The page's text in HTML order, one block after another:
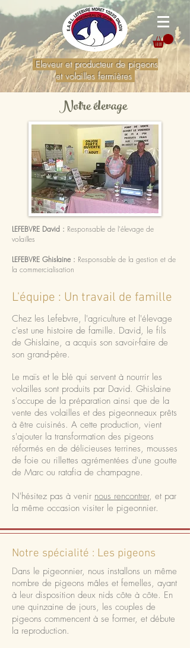
Eleveur et producteur de pigeons
et volailles fermières
Notre élevage
LEFEBVRE David : Responsable de l'élevage de
volailles
LEFEBVRE Ghislaine : Responsable de la gestion et de
la commercialisation
L'équipe : Un travail de famille
Chez les Lefebvre, l'agriculture et l'élevage
c'est une histoire de famille. David, le fils
de Ghislaine, a acquis son savoir-faire de
son grand-père.
Le maïs et le blé qui servent à nourrir les
volailles sont produits par David. Ghislaine
s'occupe de la préparation ainsi que de la
vente des volailles et des pigeonneaux prêts
à être cuisinés. A cette production, vient
s'ajouter la transformation des pigeons
réformés en de délicieuses terrines, mousses
de foie ou rillettes agrémentées d'une goutte
de Marc ou ratafia de champagne.
N'hésitez pas à venir nous rencontrer, et par
la même occasion visiter le pigeonnier.
Notre spécialité : Les pigeons
Dans le pigeonnier, nous installons un même
nombre de pigeons mâles et femelles, ayant
à leur disposition deux nids côte à côte. En
une quinzaine de jours, les couples de
pigeons commencent à se former, et débute
la reproduction.